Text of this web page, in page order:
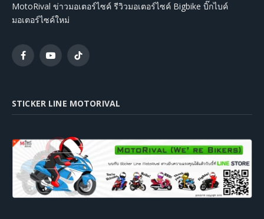
MotoRival ข่าวมอเตอร์ไซค์ รีวิวมอเตอร์ไซค์ Bigbike บิ๊กไบค์
มอเตอร์ไซค์ใหม่
FacebookYouTubeTikTok
STICKER LINE MOTORIVAL